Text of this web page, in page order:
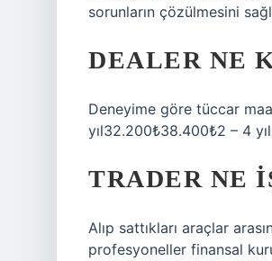
sorunların çözülmesini
DEALER NE
Deneyime göre tüccar
yıl32.200₺38.400₺2 – 4
TRADER NE
Alıp sattıkları araçlar
profesyoneller finansal